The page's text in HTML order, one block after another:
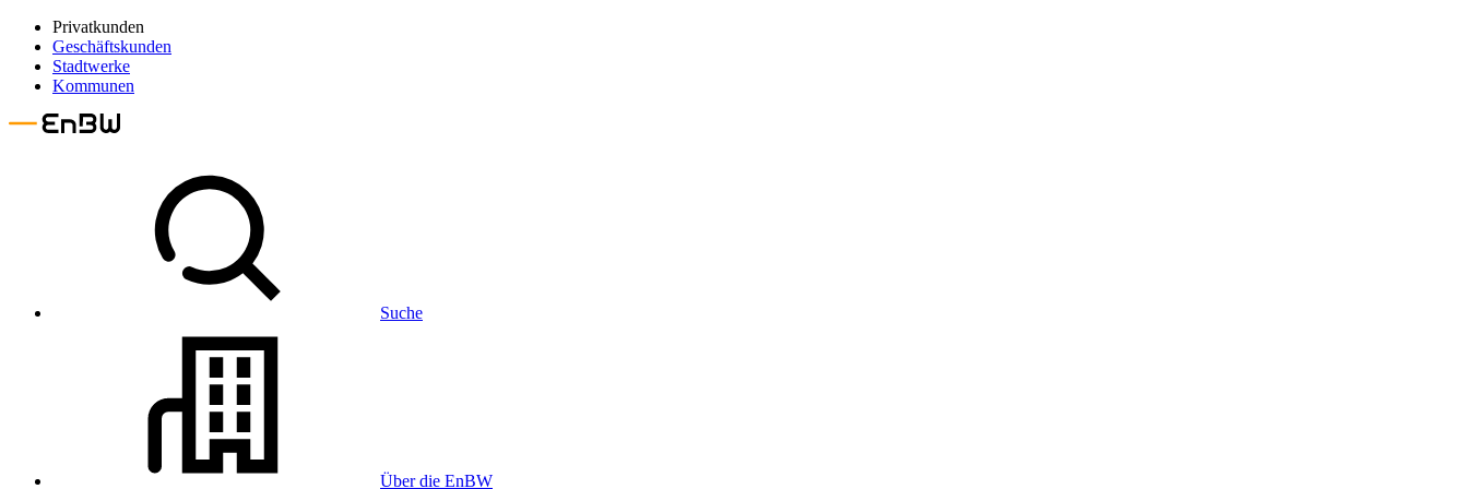
Privatkunden
Geschäftskunden
Stadtwerke
Kommunen
Suche
Über die EnBW